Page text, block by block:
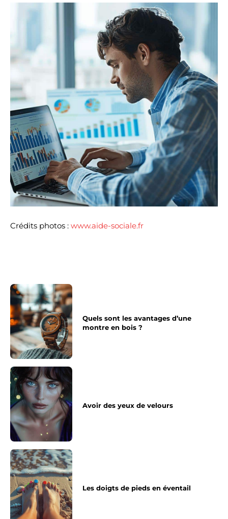
Crédits photos : www.aide-sociale.fr
Quels sont les avantages d’une
montre en bois ?
Avoir des yeux de velours
Les doigts de pieds en éventail